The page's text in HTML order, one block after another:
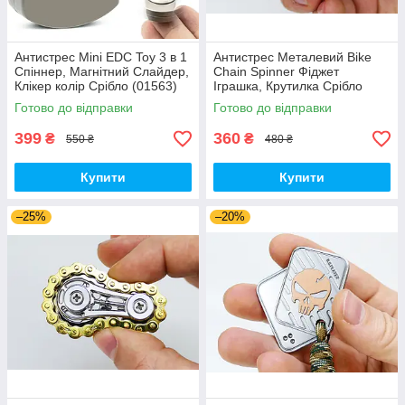
Антистрес Mini EDC Toy 3 в 1
Спіннер, Магнітний Слайдер,
Клікер колір Срібло (01563)
Готово до відправки
399 ₴ 550 ₴
Купити
Антистрес Металевий Bike
Chain Spinner Фіджет
Іграшка, Крутилка Срібло
(01154)
Готово до відправки
360 ₴ 480 ₴
Купити
–25% –20%